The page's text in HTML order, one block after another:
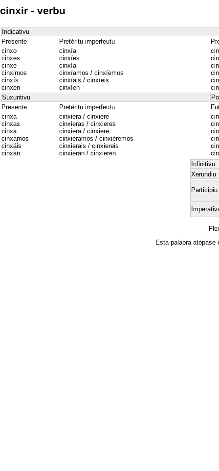
cinxir - verbu
Indicativu
Presente
Pretéritu imperfeutu
cinxo
cinxes
cinxe
cinximos
cinxís
cinxen
cinxía
cinxíes
cinxía
cinxíamos / cinxíemos
cinxíais / cinxíeis
cinxíen
Suxuntivu
Presente
Pretéritu imperfeutu
cinxa
cinxas
cinxa
cinxamos
cinxáis
cinxan
cinxiera / cinxiere
cinxieras / cinxieres
cinxiera / cinxiere
cinxiéramos / cinxiéremos
cinxierais / cinxiereis
cinxieran / cinxieren
Infinitivu
Xerundiu
Participiu
Esta palabra atópase